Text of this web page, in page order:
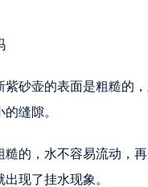
砂壶的表面是粗糙的
缝隙。
的，水不容易流动，
现了挂水现象。